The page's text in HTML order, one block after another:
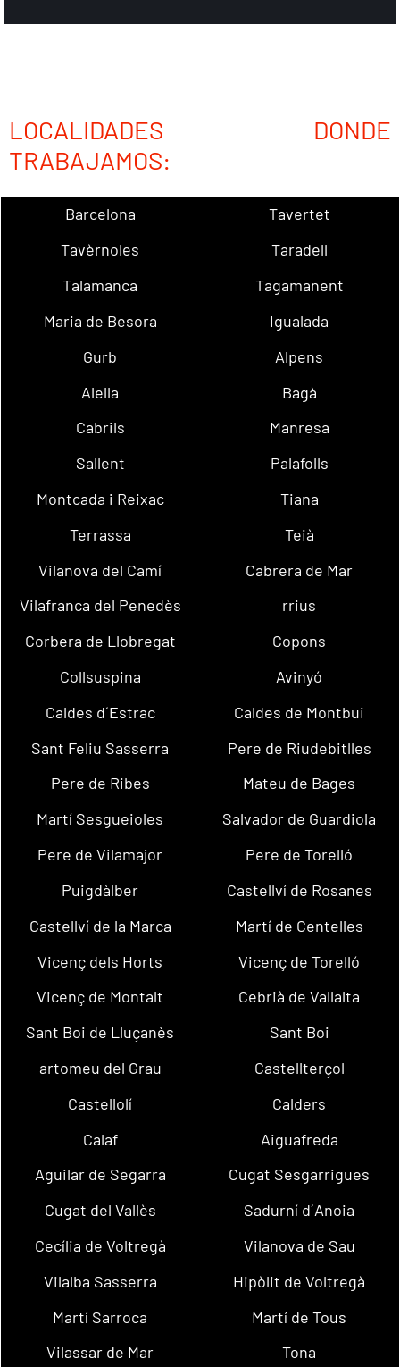
LOCALIDADES DONDE
TRABAJAMOS:
Barcelona
Tavertet
Tavèrnoles
Taradell
Talamanca
Tagamanent
Maria de Besora
Igualada
Gurb
Alpens
Alella
Bagà
Cabrils
Manresa
Sallent
Palafolls
Montcada i Reixac
Tiana
Terrassa
Teià
Vilanova del Camí
Cabrera de Mar
Vilafranca del Penedès
rrius
Corbera de Llobregat
Copons
Collsuspina
Avinyó
Caldes d´Estrac
Caldes de Montbui
Sant Feliu Sasserra
Pere de Riudebitlles
Pere de Ribes
Mateu de Bages
Martí Sesgueioles
Salvador de Guardiola
Pere de Vilamajor
Pere de Torelló
Puigdàlber
Castellví de Rosanes
Castellví de la Marca
Martí de Centelles
Vicenç dels Horts
Vicenç de Torelló
Vicenç de Montalt
Cebrià de Vallalta
Sant Boi de Lluçanès
Sant Boi
artomeu del Grau
Castellterçol
Castellolí
Calders
Calaf
Aiguafreda
Aguilar de Segarra
Cugat Sesgarrigues
Cugat del Vallès
Sadurní d´Anoia
Cecília de Voltregà
Vilanova de Sau
Vilalba Sasserra
Hipòlit de Voltregà
Martí Sarroca
Martí de Tous
Vilassar de Mar
Tona